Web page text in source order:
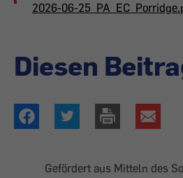
2026-06-
Diesen
Gefördert aus Mitteln des